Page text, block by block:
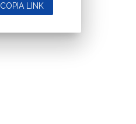
COPIA LINK